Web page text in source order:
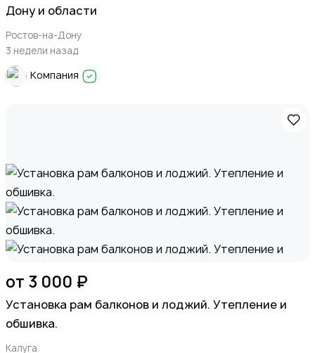
Дону и области
Ростов-на-Дону
3 недели назад
Компания
от 3 000 ₽
Установка рам балконов и лоджий. Утепление и
обшивка.
Калуга